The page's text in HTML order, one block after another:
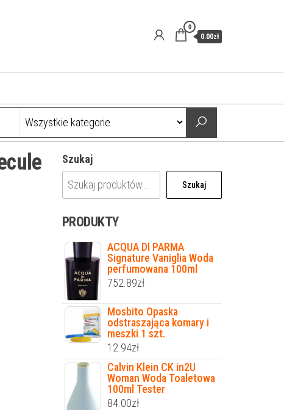
0
0.00zł
Szukaj
Szukaj
PRODUKTY
ACQUA DI PARMA
Signature Vaniglia Woda
perfumowana 100ml
752.89zł
Mosbito Opaska
odstraszająca komary i
meszki 1 szt.
12.94zł
Calvin Klein CK in2U
Woman Woda Toaletowa
100ml Tester
84.00zł